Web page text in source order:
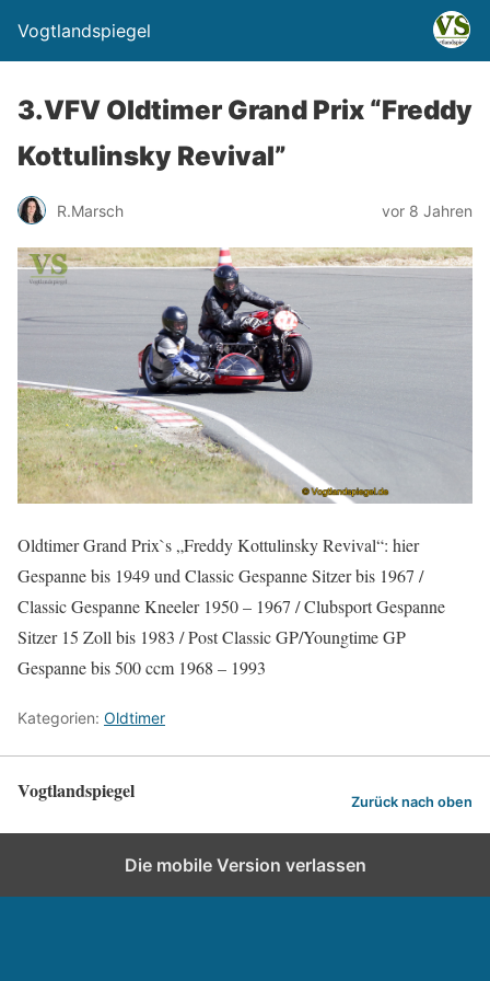
Vogtlandspiegel
3.VFV Oldtimer Grand Prix “Freddy
Kottulinsky Revival”
R.Marsch vor 8 Jahren
Oldtimer Grand Prix`s „Freddy Kottulinsky Revival“: hier
Gespanne bis 1949 und Classic Gespanne Sitzer bis 1967 /
Classic Gespanne Kneeler 1950 – 1967 / Clubsport Gespanne
Sitzer 15 Zoll bis 1983 / Post Classic GP/Youngtime GP
Gespanne bis 500 ccm 1968 – 1993
Kategorien: Oldtimer
Vogtlandspiegel Zurück nach oben
Die mobile Version verlassen